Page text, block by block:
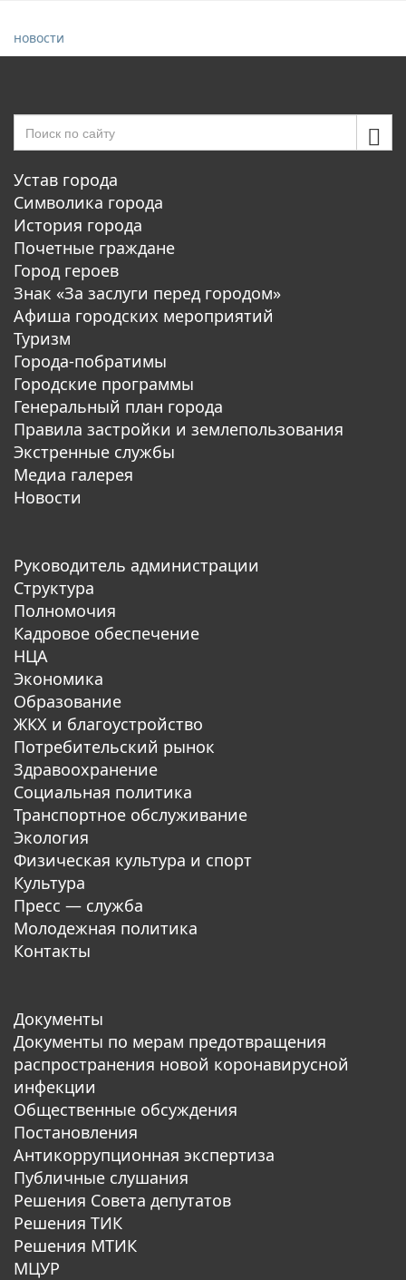
новости
Устав города
Символика города
История города
Почетные граждане
Город героев
Знак «За заслуги перед городом»
Афиша городских мероприятий
Туризм
Города-побратимы
Городские программы
Генеральный план города
Правила застройки и землепользования
Экстренные службы
Медиа галерея
Новости
Руководитель администрации
Структура
Полномочия
Кадровое обеспечение
НЦА
Экономика
Образование
ЖКХ и благоустройство
Потребительский рынок
Здравоохранение
Социальная политика
Транспортное обслуживание
Экология
Физическая культура и спорт
Культура
Пресс — служба
Молодежная политика
Контакты
Документы
Документы по мерам предотвращения
распространения новой коронавирусной
инфекции
Общественные обсуждения
Постановления
Антикоррупционная экспертиза
Публичные слушания
Решения Совета депутатов
Решения ТИК
Решения МТИК
МЦУР